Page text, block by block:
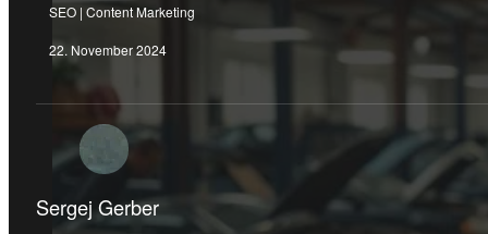
SEO | Content Marketing
22. November 2024
Sergej Gerber